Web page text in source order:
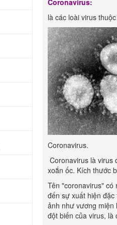
Coronavirus:
là các loài virus
Coronavirus.
Coronavirus là virus
xoắn ốc. Kích thước
Tên "coronavirus"
đến sự xuất hiện
ảnh như vương miện
đột biến của virus, là